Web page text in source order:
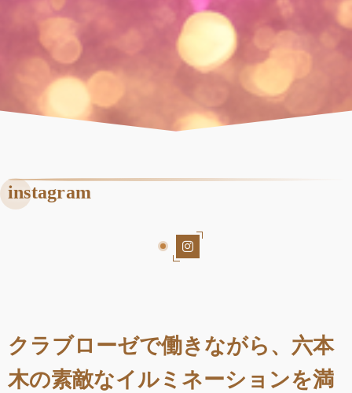
instagram
クラブローゼで働きながら、六本
木の素敵なイルミネーションを満